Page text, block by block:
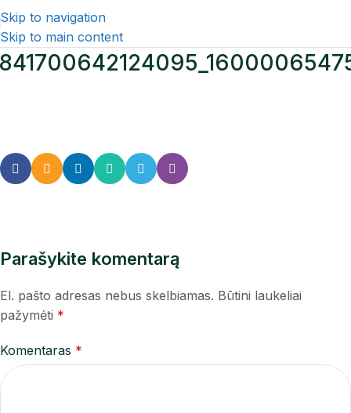
Skip to navigation
Skip to main content
Parašykite komentarą
El. pašto adresas nebus skelbiamas. Būtini laukeliai
pažymėti *
Komentaras *